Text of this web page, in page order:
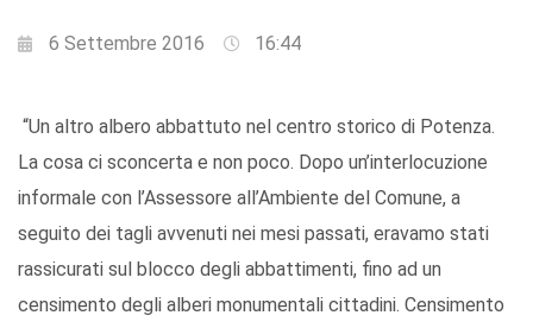
6 Settembre 2016 16:44
“Un altro albero abbattuto nel centro storico di Potenza.
La cosa ci sconcerta e non poco. Dopo un’interlocuzione
informale con l’Assessore all’Ambiente del Comune, a
seguito dei tagli avvenuti nei mesi passati, eravamo stati
rassicurati sul blocco degli abbattimenti, fino ad un
censimento degli alberi monumentali cittadini. Censimento